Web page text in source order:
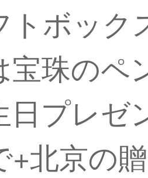
トボック
宝珠のペ
日プレゼ
+北京の